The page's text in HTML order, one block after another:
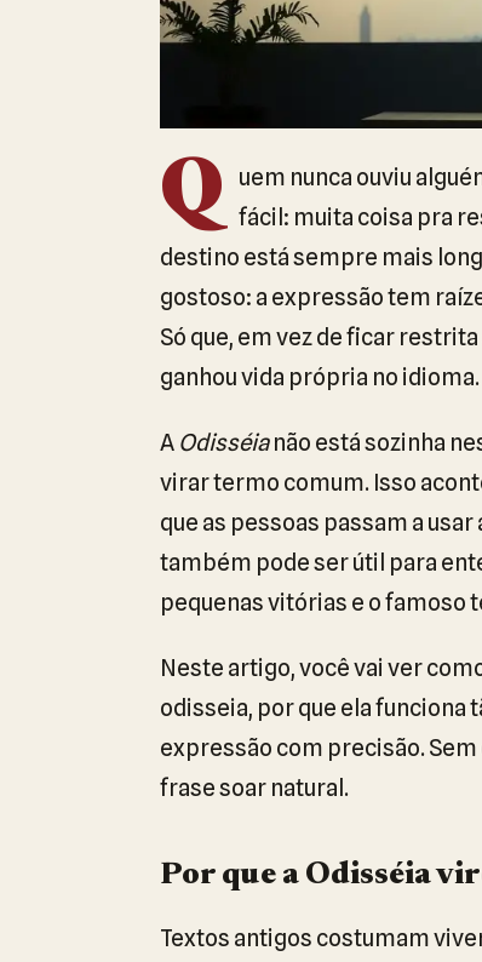
Q
uem nunca ouviu
fácil: muita coisa pra
destino está sempre mais
gostoso: a expressão tem
Só que, em vez de ficar
ganhou vida própria no idioma.
A Odisséianão está sozinha
virar termo comum. Isso
que as pessoas passam a
também pode ser útil para
pequenas vitórias e o famoso
Neste artigo, você vai ver
odisseia, por que ela funciona
expressão com precisão.
frase soar natural.
Por que a Odisséia
Textos antigos costumam